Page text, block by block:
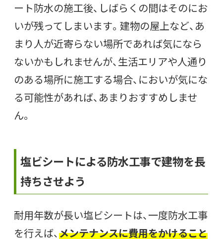
ート防水の施工後、しばらくの間はそのにお
いが残ってしまいます。建物の屋上など、あ
まり人が近寄らない場所であれば気になら
ないかもしれませんが、生活エリアや人通り
のある場所に施工する場合、においが気にな
る可能性があれば、あまりおすすめしませ
ん。
塩ビシートによる防水工事で建物を長
持ちさせよう
耐用年数が長い塩ビシートは、一度防水工事
を行えば、メンテナンスに費用をかけること